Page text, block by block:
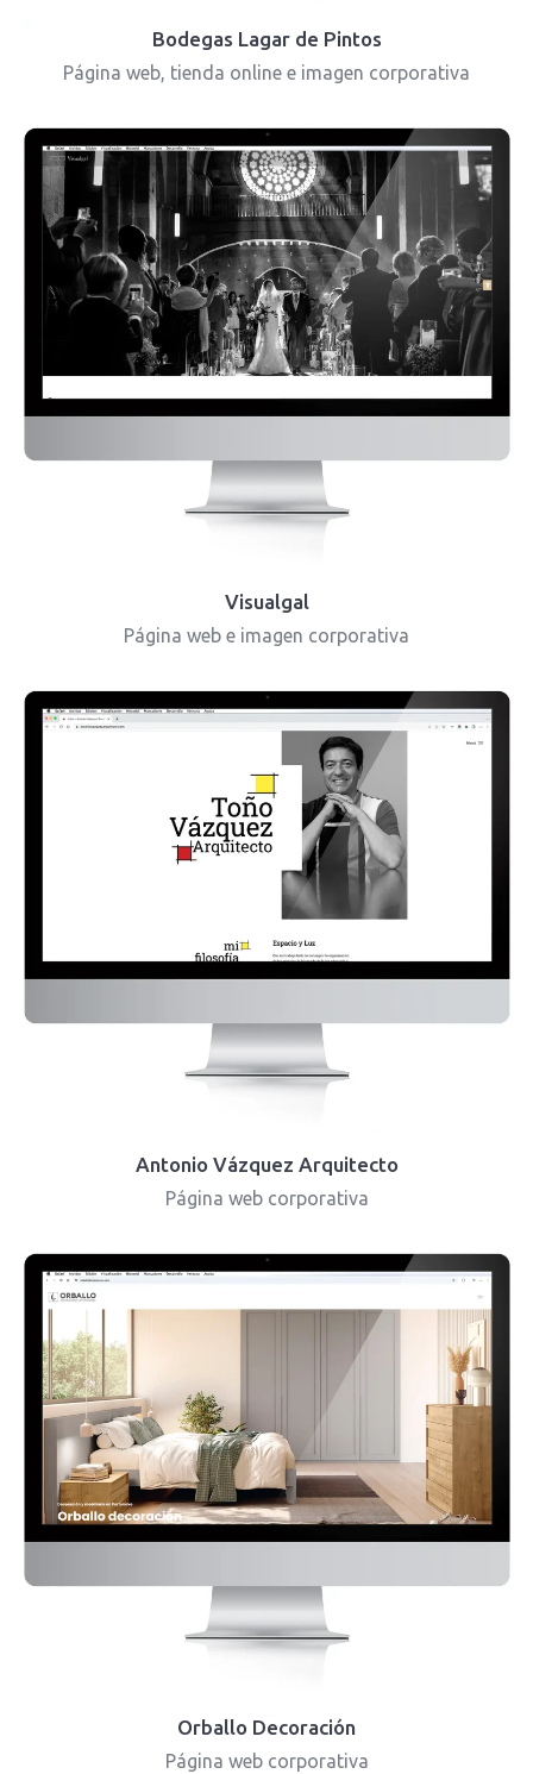
Bodegas Lagar de Pintos
Página web, tienda online e imagen corporativa
Visualgal
Página web e imagen corporativa
Antonio Vázquez Arquitecto
Página web corporativa
Orballo Decoración
Página web corporativa